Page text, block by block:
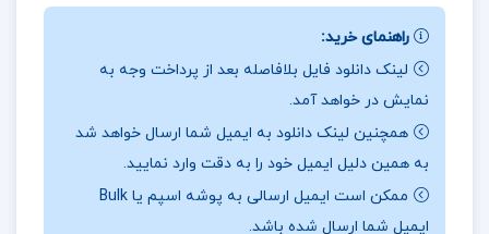
موقعیت‌های گوناگون تکرار می‌شود؛ به این ترتیب،
زبان‌آموزان با تمرین این جملات و بهره‌گیری از واژگان
متنوع، قادر خواهند بود تا نیازهای زبانی خود را در
شرایط مختلف برطرف کنند. مهارت گفتاری که یکی از
چهار مهارت اصلی یادگیری زبان است، با تمرین مکالمه
و آشنایی با قواعد دستوری به بهترین شکل تقویت
راهنمای خرید:
لینک دانلود فایل بلافاصله بعد از پرداخت وجه به
نمایش در خواهد آمد.
همچنین لینک دانلود به ایمیل شما ارسال خواهد شد
به همین دلیل ایمیل خود را به دقت وارد نمایید.
ممکن است ایمیل ارسالی به پوشه اسپم یا Bulk
ایمیل شما ارسال شده باشد.